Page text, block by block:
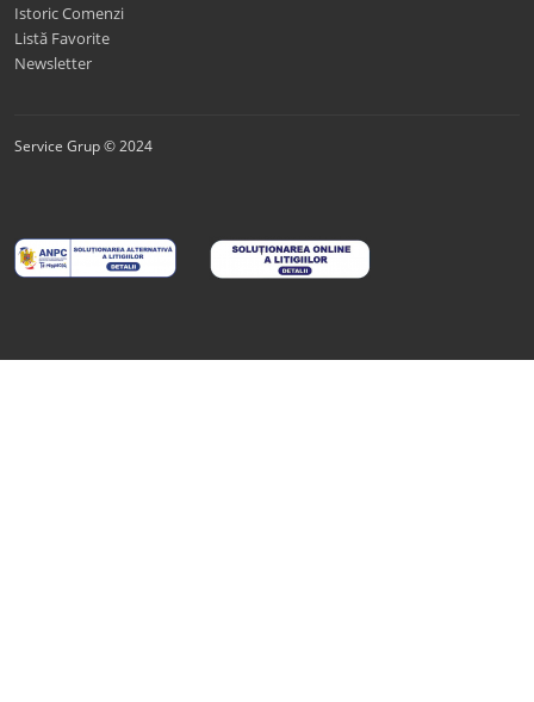
Istoric Comenzi
Listă Favorite
Newsletter
Service Grup © 2024